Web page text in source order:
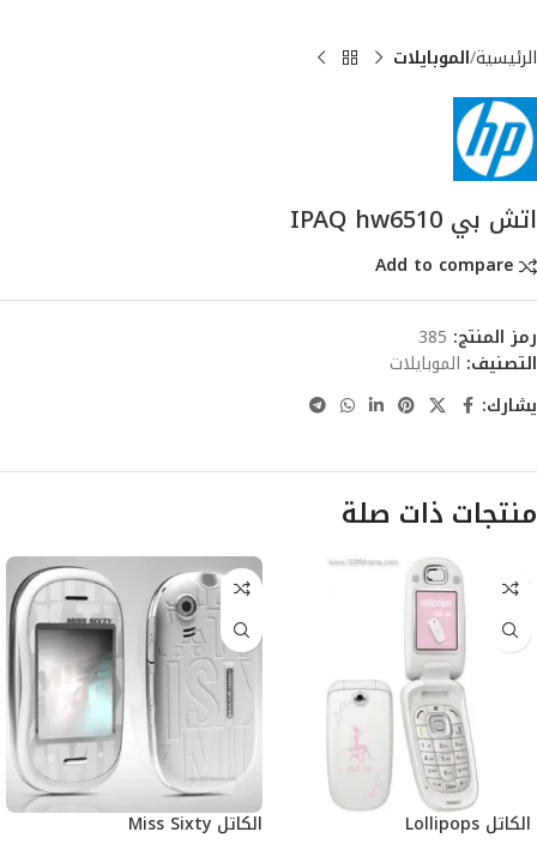
الرئيسية الموبايلات
اتش بي IPAQ hw6510
Add to compare
رمز المنتج: 385
التصنيف: الموبايلات
يشارك:
منتجات ذات صلة
الكاتل Lollipops
الكاتل Miss Sixty